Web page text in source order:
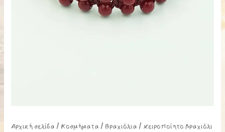
Αρχική σελίδα / Κοσμήματα /Βραχιόλια / Χειροποίητο βραχιόλι